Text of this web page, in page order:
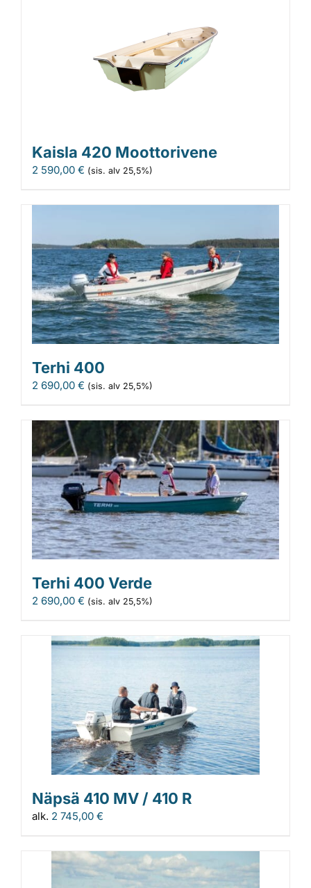
Kaisla 420 Moottorivene
2 590,00 € (sis. alv 25,5%)
Terhi 400
2 690,00 € (sis. alv 25,5%)
Terhi 400 Verde
2 690,00 € (sis. alv 25,5%)
Näpsä 410 MV / 410 R
alk. 2 745,00 €